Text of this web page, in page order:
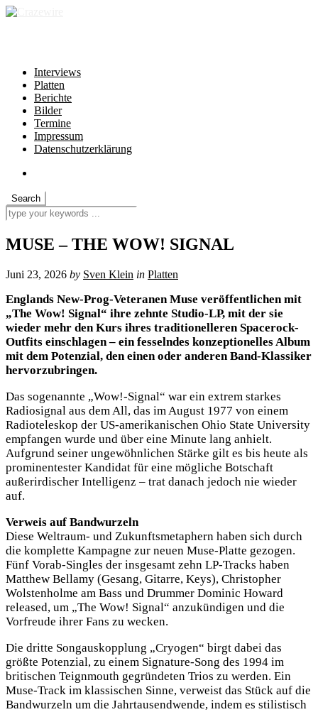
Interviews
Platten
Berichte
Bilder
Termine
Impressum
Datenschutzerklärung
MUSE – THE WOW! SIGNAL
Juni 23, 2026 by Sven Klein in Platten
Englands New-Prog-Veteranen Muse veröffentlichen mit
„The Wow! Signal“ ihre zehnte Studio-LP, mit der sie
wieder mehr den Kurs ihres traditionelleren Spacerock-
Outfits einschlagen – ein fesselndes konzeptionelles Album
mit dem Potenzial, den einen oder anderen Band-Klassiker
hervorzubringen.
Das sogenannte „Wow!-Signal“ war ein extrem starkes
Radiosignal aus dem All, das im August 1977 von einem
Radioteleskop der US-amerikanischen Ohio State University
empfangen wurde und über eine Minute lang anhielt.
Aufgrund seiner ungewöhnlichen Stärke gilt es bis heute als
prominentester Kandidat für eine mögliche Botschaft
außerirdischer Intelligenz – trat danach jedoch nie wieder
auf.
Verweis auf Bandwurzeln
Diese Weltraum- und Zukunftsmetaphern haben sich durch
die komplette Kampagne zur neuen Muse-Platte gezogen.
Fünf Vorab-Singles der insgesamt zehn LP-Tracks haben
Matthew Bellamy (Gesang, Gitarre, Keys), Christopher
Wolstenholme am Bass und Drummer Dominic Howard
released, um „The Wow! Signal“ anzukündigen und die
Vorfreude ihrer Fans zu wecken.
Die dritte Songauskopplung „Cryogen“ birgt dabei das
größte Potenzial, zu einem Signature-Song des 1994 im
britischen Teignmouth gegründeten Trios zu werden. Ein
Muse-Track im klassischen Sinne, verweist das Stück auf die
Bandwurzeln um die Jahrtausendwende, indem es stilistisch